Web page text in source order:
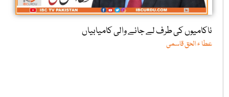
ناکامیوں کی طرف لے جانے والی کامیابیاں
عطا ء الحق قاسمی